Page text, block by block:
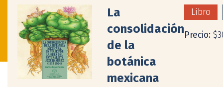
La
consolidación
de la
botánica
mexicana
Libro
Precio: